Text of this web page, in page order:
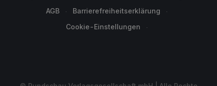
AGB
Barrierefreiheitserklärung
Cookie-Einstellungen